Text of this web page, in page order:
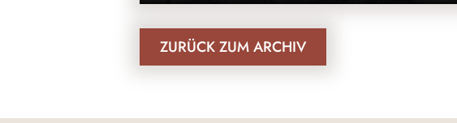
ZURÜCK ZUM ARCHIV